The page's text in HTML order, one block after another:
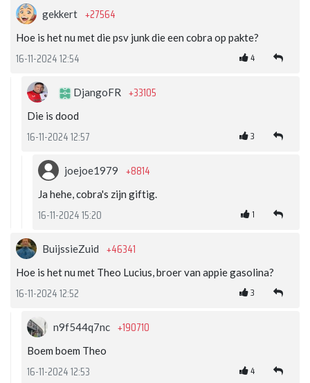
gekkert +27564
Hoe is het nu met die psv junk die een cobra op pakte?
16-11-2024 12:54 4
DjangoFR +33105
Die is dood
16-11-2024 12:57 3
joejoe1979 +8814
Ja hehe, cobra's zijn giftig.
16-11-2024 15:20 1
BuijssieZuid +46341
Hoe is het nu met Theo Lucius, broer van appie gasolina?
16-11-2024 12:52 3
n9f544q7nc +190710
Boem boem Theo
16-11-2024 12:53 4